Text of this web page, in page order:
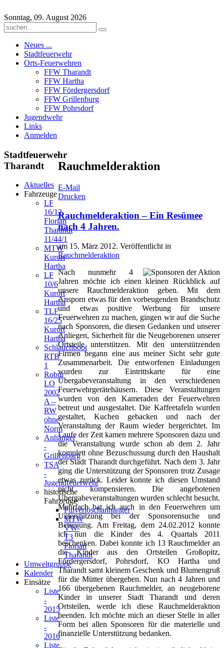
Sonntag, 09. August 2026
Neues ...
Stadtfeuerwehr
Orts-Feuerwehren
FFW Tharandt
FFW Hartha
FFW Fördergersdorf
FFW Grillenburg
FFW Pohrsdorf
Jugendwehr
Links
Anmelden
Rauchmelderaktion
E-Mail
Drucken
Rauchmelderaktion – Ein Resümee
nach 4 Jahren.
am 15. März 2012. Veröffentlicht in
Rauchmelderaktion
Nach nunmehr 4
Jahren möchte ich einen kleinen Rückblick auf
unsere Rauchmelderaktion geben. Mit dem
Ansporn etwas für den vorbeugenden Brandschutz
und etwas positive Werbung für unsere
Feuerwehren zu machen, gingen wir auf die Suche
nach Sponsoren, die diesen Gedanken und unserer
Anliegen, Sicherheit für die Neugeborenen unserer
Ortsteile unterstützen. Mit den unterstützenden
Firmen begann eine aus meiner Sicht sehr gute
Zusammenarbeit. Die entworfenen Einladungen
wurden zur Eintrittskarte für eine
Übergabeveranstaltung in den verschiedenen
Feuerwehrgerätehäusern. Diese Veranstaltungen
wurden von den Kameraden der Feuerwehren
betreut und ausgestaltet. Die Kaffeetafeln wurden
gestaltet, Kuchen gebacken und nach der
Veranstaltung der Raum wieder hergerichtet. Im
Laufe der Zeit kamen mehrere Sponsoren dazu und
die Veranstaltung wurde schon ab dem 2. Jahr
komplett ohne Bezuschussung durch den Haushalt
der Stadt Tharandt durchgeführt. Nach dem 3. Jahr
ging die Unterstützung der Sponsoren trotz Zusage
etwas zurück. Leider konnte ich diesen Umstand
nicht kompensieren. Die angebotenen
Übergabeveranstaltungen wurden schlecht besucht.
Mehrfach bat ich auch in den Feuerwehren um
Unterstützung bei der Sponsorensuche und
Betreuung. Am Freitag, dem 24.02.2012 konnte
ich nun die Kinder des 4. Quartals 2011
beschenken. Dabei konnte ich 13 Rauchmelder an
die Kinder aus den Ortsteilen Großopitz,
Fördergersdorf, Pohrsdorf, KO Hartha und
Tharandt samt kleinem Geschenk und Blumengruß
für die Mütter übergeben. Nun nach 4 Jahren und
166 übergebenen Rauchmelder, an neugeborene
Kinder in unserer Stadt Tharandt und deren
Ortsteilen, werde ich diese Rauchmelderaktion
beenden. Ich möchte mich an dieser Stelle in aller
Form bei allen Sponsoren für die materielle und
finanzielle Unterstützung bedanken.
Stadtfeuerwehr
Tharandt
Aktuelles
Fahrzeuge
LF
16/12
Florian
Tharandt
11/44/1
MTW
Kurort
Hartha
LF
10/6
Kurort
Hartha
TLF
16/25
Kurort
Hartha
Schlauchboot
RTB
1
Robur
LO
2002
A –
RW
ohne
Norm
Anhänger
-
Grillenburg
TSA
-
Jugendfeuerwehr
historische
Fahrzeuge
Pulverlöschanhänger
MTW
VW-
T3
Florian
Tharandt
Umweltgruppe
Kalender
Einsätze
Liste
-
2015
Liste
-
2016
Liste